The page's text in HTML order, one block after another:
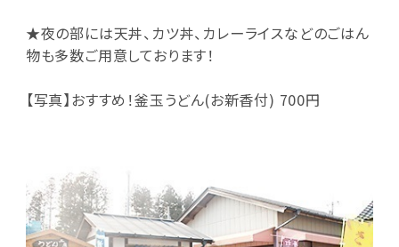
★夜の部には天丼、カツ丼、カレーライスなどのごはん
物も多数ご用意しております！
【写真】おすすめ！釜玉うどん(お新香付) 700円